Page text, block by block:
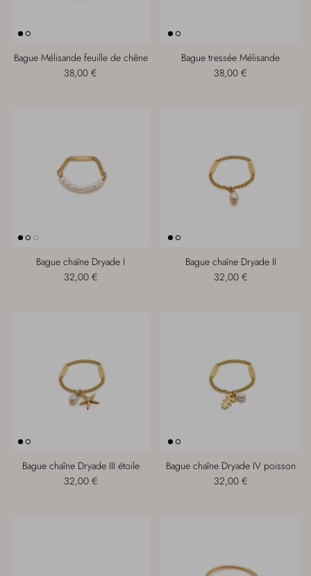
Bague Mélisande feuille de chêne
38,00 €
Bague tressée Mélisande
38,00 €
Bague chaîne Dryade I
32,00 €
Bague chaîne Dryade II
32,00 €
Bague chaîne Dryade III étoile
32,00 €
Bague chaîne Dryade IV poisson
32,00 €